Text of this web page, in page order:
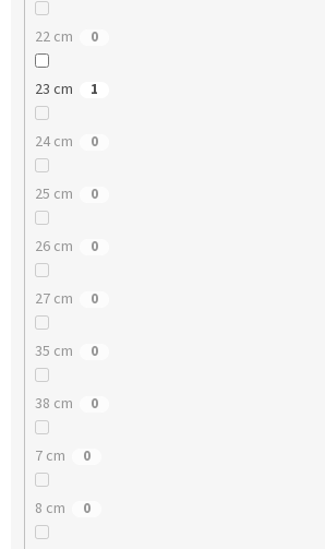
22 cm 0
23 cm 1
24 cm 0
25 cm 0
26 cm 0
27 cm 0
35 cm 0
38 cm 0
7 cm 0
8 cm 0